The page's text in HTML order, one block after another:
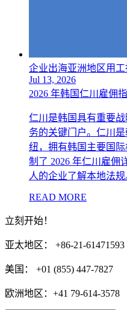
企业出海亚洲地区用
Jul 13, 2026
2026 年韩国仁川雇佣
仁川是韩国具有重要
务的关键门户。仁川
纽，拥有韩国主要国
制了 2026 年仁川雇佣
人的企业了解本地法规
READ MORE
立刻开始！
亚太地区： +86-21-61471593
美国： +01 (855) 447-7827
欧洲地区：+41 79-614-3578